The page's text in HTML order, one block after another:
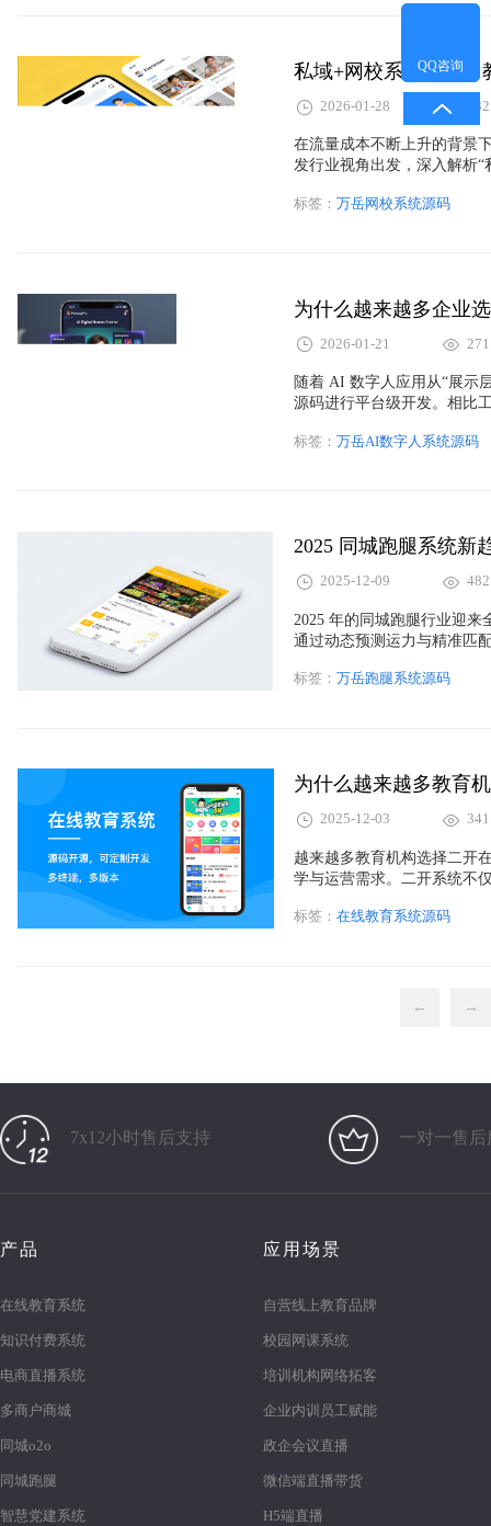
私域+网校系统源码，
2026-01-28 332
在流量成本不断上升的背景
发行业视角出发，深入解析
助教育机构构建可持续增长
标签： 万岳网校系统源码
为什么越来越多企业
2026-01-21 271
随着 AI 数字人应用从“展示
源码进行平台级开发。相比
的逻辑与趋势。
标签： 万岳AI数字人系统源码
​2025 同城跑腿系统新
2025-12-09 482
2025 年的同城跑腿行业迎
通过动态预测运力与精准匹
手审核、轨迹监测等功能。
标签： 万岳跑腿系统源码
2025-12-03 341
越来越多教育机构选择二开
学与运营需求。二开系统不
CRM、营销工具、直播
标签： 在线教育系统源码
← →
QQ咨询
7x12小时售后支持 一对一售后
产品
在线教育系统
知识付费系统
电商直播系统
多商户商城
同城o2o
同城跑腿
智慧党建系统
应用场景
自营线上教育品牌
校园网课系统
培训机构网络拓客
企业内训员工赋能
政企会议直播
微信端直播带货
H5端直播